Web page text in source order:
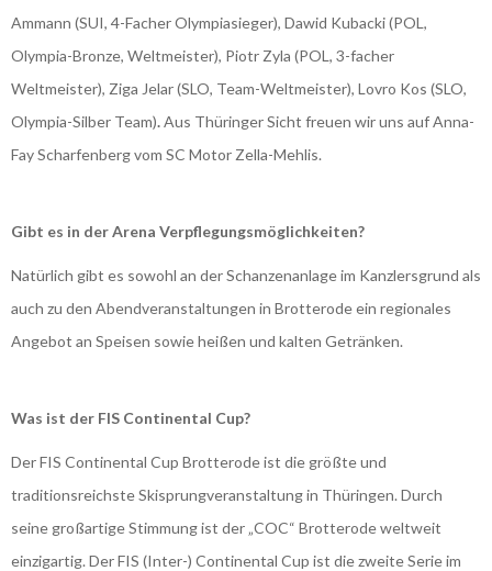
Ammann (SUI, 4-Facher Olympiasieger), Dawid Kubacki (POL,
Olympia-Bronze, Weltmeister), Piotr Zyla (POL, 3-facher
Weltmeister), Ziga Jelar (SLO, Team-Weltmeister), Lovro Kos (SLO,
Olympia-Silber Team).Aus Thüringer Sicht freuen wir uns auf Anna-
Fay Scharfenberg vom SC Motor Zella-Mehlis.
Gibt es in der Arena Verpflegungsmöglichkeiten?
Natürlich gibt es sowohl an der Schanzenanlage im Kanzlersgrund als
auch zu den Abendveranstaltungen in Brotterode ein regionales
Angebot an Speisen sowie heißen und kalten Getränken.
Was ist der FIS Continental Cup?
Der FIS Continental Cup Brotterode ist die größte und
traditionsreichste Skisprungveranstaltung in Thüringen. Durch
seine großartige Stimmung ist der „COC“ Brotterode weltweit
einzigartig. Der FIS (Inter-) Continental Cup ist die zweite Serie im